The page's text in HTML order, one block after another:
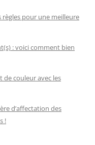
règles pour une meilleure
: voici comment bien
de couleur avec les
d’affectation des
!